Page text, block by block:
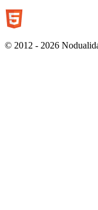
© 2012 - 2026